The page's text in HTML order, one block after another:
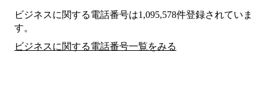
ビジネスに関する電話番号は1,095,578件登録されていま
す。
ビジネスに関する電話番号一覧をみる